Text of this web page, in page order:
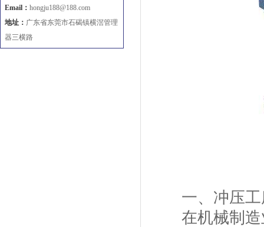
一、冲压工
在机械制造
Email： hongju188@188.com
地址： 广东省东莞市石碣镇横滘管理
器三横路